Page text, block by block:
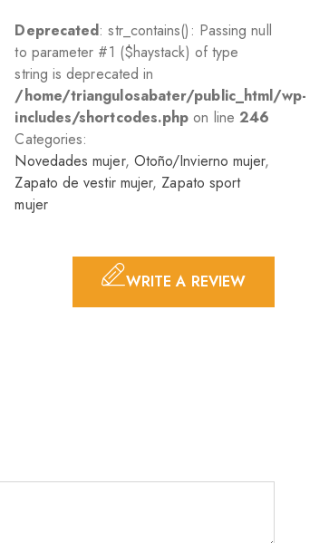
Deprecated: str_contains(): Passing null
to parameter #1 ($haystack) of type
string is deprecated in
/home/triangulosabater/public_html/wp-
includes/shortcodes.php on line 246
Categories:
Novedades mujer, Otoño/Invierno mujer,
Zapato de vestir mujer, Zapato sport
mujer
WRITE A REVIEW